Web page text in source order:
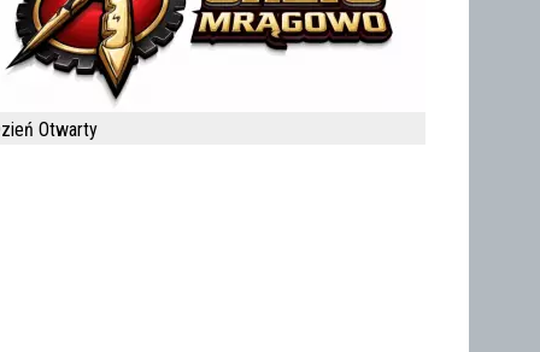
Otwarty